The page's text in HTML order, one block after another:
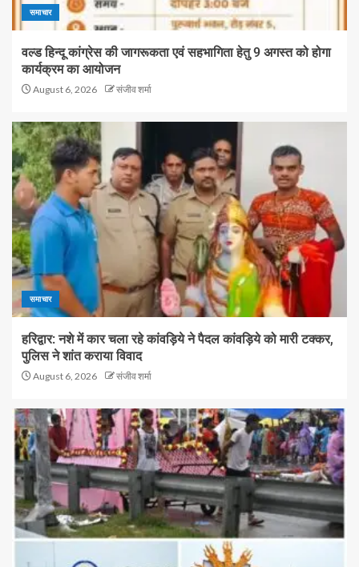
समाचार
वल्ड हिन्दू कांग्रेस की जागरूकता एवं सहभागिता हेतु 9 अगस्त को होगा
कार्यक्रम का आयोजन
August 6, 2026 संजीव शर्मा
समाचार
हरिद्वार: नशे में कार चला रहे कांवड़िये ने पैदल कांवड़िये को मारी टक्कर,
पुलिस ने शांत कराया विवाद
August 6, 2026 संजीव शर्मा